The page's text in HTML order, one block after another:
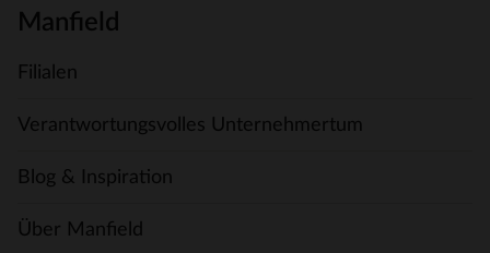
Manfield
Filialen
Verantwortungsvolles Unternehmertum
Blog & Inspiration
Über Manfield